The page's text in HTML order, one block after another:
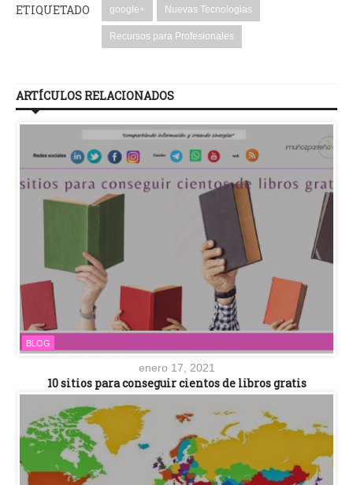
ETIQUETADO google+ Nuevas Tecnologias
Recursos para Profesionales
ARTÍCULOS RELACIONADOS
BLOG
enero 17, 2021
10 sitios para conseguir cientos de libros gratis